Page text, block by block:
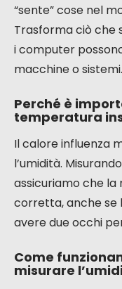
“sente” cose nel
Trasforma ciò che
i computer
macchine o sistemi.
Perché è
temperatura
Il calore influenza
l’umidità.
assicuriamo che la
corretta, anche se
avere due occhi
Come
misurare